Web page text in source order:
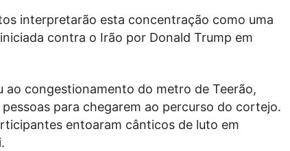
interpretarão esta concentração como uma
contra o Irão por Donald Trump em
ao congestionamento do metro de Teerão,
para chegarem ao percurso do cortejo.
entoaram cânticos de luto em